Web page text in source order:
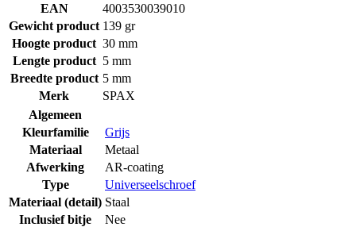
EAN
4003530039010
Gewicht product 139 gr
Hoogte product 30 mm
Lengte product 5 mm
Breedte product 5 mm
Merk
SPAX
Algemeen
Kleurfamilie
Grijs
Materiaal
Metaal
Afwerking
AR-coating
Type
Universeelschroef
Materiaal (detail) Staal
Inclusief bitje
Nee